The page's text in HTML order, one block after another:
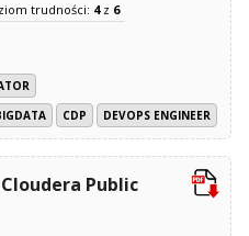
trudności: 4z 6
CDP DEVOPS ENGINEER
Public